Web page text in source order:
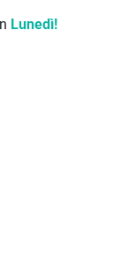
Lunedì!